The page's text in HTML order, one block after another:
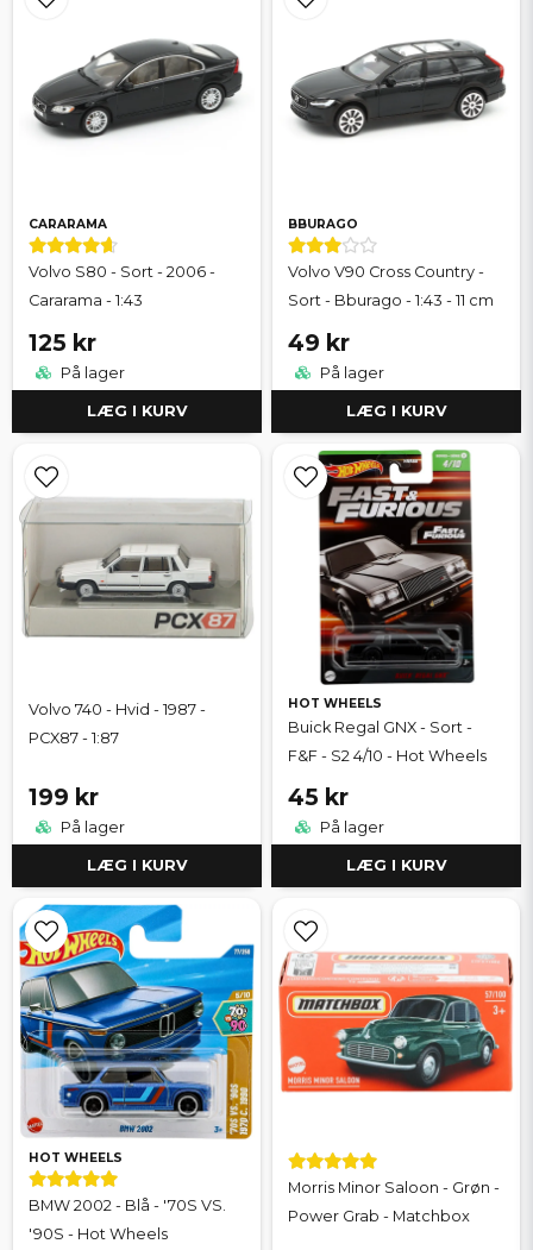
CARARAMA
Volvo S80 - Sort - 2006 -
Cararama - 1:43
125 kr
På lager
LÆG I KURV
BBURAGO
Volvo V90 Cross Country -
Sort - Bburago - 1:43 - 11 cm
49 kr
På lager
LÆG I KURV
Volvo 740 - Hvid - 1987 -
PCX87 - 1:87
199 kr
På lager
LÆG I KURV
HOT WHEELS
Buick Regal GNX - Sort -
F&F - S2 4/10 - Hot Wheels
45 kr
På lager
LÆG I KURV
HOT WHEELS
BMW 2002 - Blå - '70S VS.
'90S - Hot Wheels
Morris Minor Saloon - Grøn -
Power Grab - Matchbox